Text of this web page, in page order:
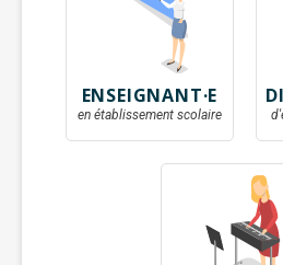
ENSEIGNANT·E
en établissement scolaire